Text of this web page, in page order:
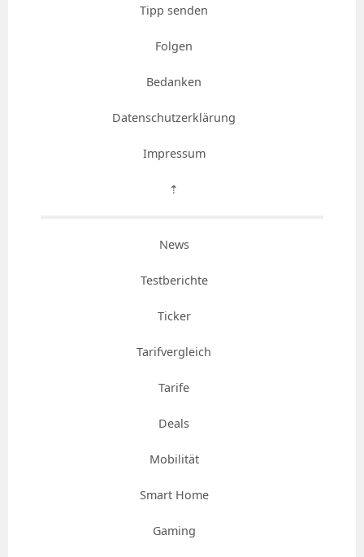
Tipp senden
Folgen
Bedanken
Datenschutzerklärung
Impressum
⇡
News
Testberichte
Ticker
Tarifvergleich
Tarife
Deals
Mobilität
Smart Home
Gaming